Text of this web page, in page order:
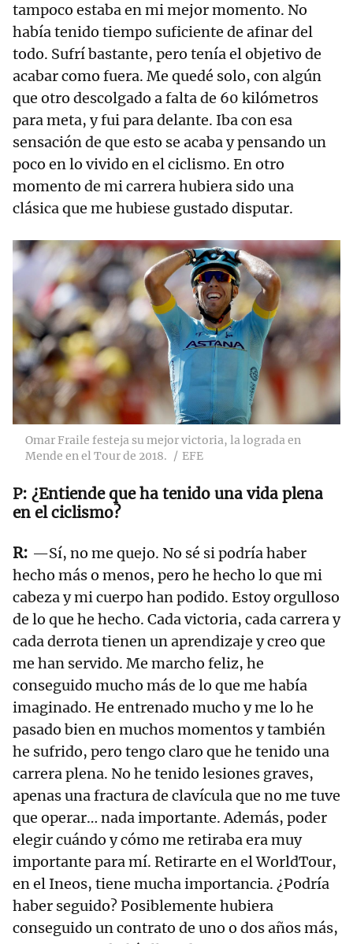
tampoco estaba en mi mejor momento. No
había tenido tiempo suficiente de afinar del
todo. Sufrí bastante, pero tenía el objetivo de
acabar como fuera. Me quedé solo, con algún
que otro descolgado a falta de 60 kilómetros
para meta, y fui para delante. Iba con esa
sensación de que esto se acaba y pensando un
poco en lo vivido en el ciclismo. En otro
momento de mi carrera hubiera sido una
clásica que me hubiese gustado disputar.
Omar Fraile festeja su mejor victoria, la lograda en
Mende en el Tour de 2018.
EFE
¿Entiende que ha tenido una vida plena
en el ciclismo?
—Sí, no me quejo. No sé si podría haber
hecho más o menos, pero he hecho lo que mi
cabeza y mi cuerpo han podido. Estoy orgulloso
de lo que he hecho. Cada victoria, cada carrera y
cada derrota tienen un aprendizaje y creo que
me han servido. Me marcho feliz, he
conseguido mucho más de lo que me había
imaginado. He entrenado mucho y me lo he
pasado bien en muchos momentos y también
he sufrido, pero tengo claro que he tenido una
carrera plena. No he tenido lesiones graves,
apenas una fractura de clavícula que no me tuve
que operar… nada importante. Además, poder
elegir cuándo y cómo me retiraba era muy
importante para mí. Retirarte en el WorldTour,
en el Ineos, tiene mucha importancia. ¿Podría
haber seguido? Posiblemente hubiera
conseguido un contrato de uno o dos años más,